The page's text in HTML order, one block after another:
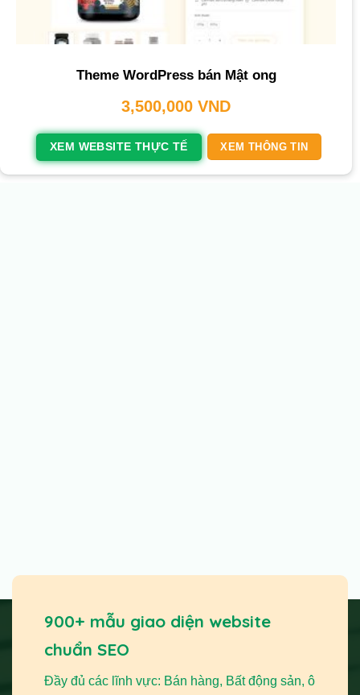
Theme WordPress bán Mật ong
3,500,000 VND
XEM WEBSITE THỰC TẾ XEM THÔNG TIN
900+ mẫu giao diện website
chuẩn SEO
Đầy đủ các lĩnh vực: Bán hàng, Bất động sản, ô